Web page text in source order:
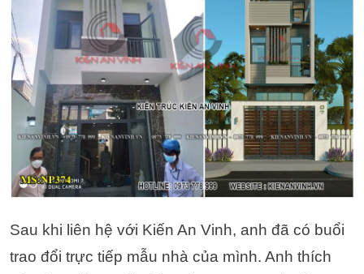
Sau khi liên hệ với Kiến An Vinh, anh đã có buổi
trao đổi trực tiếp mẫu nhà của mình. Anh thích